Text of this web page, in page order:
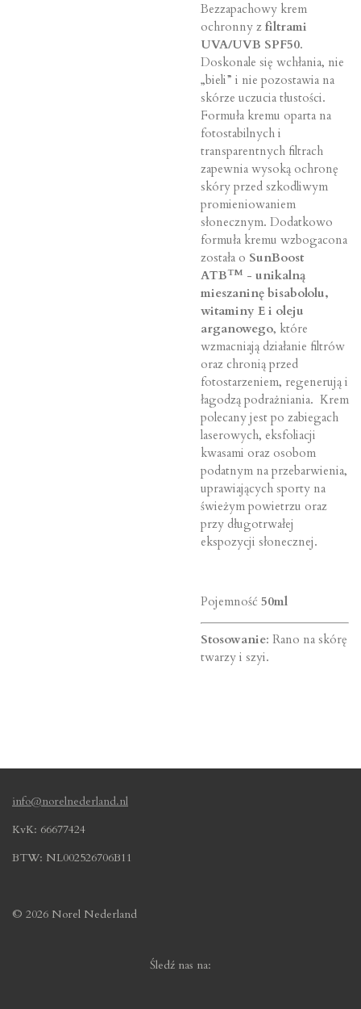
Bezzapachowy krem
ochronny z filtrami
UVA/UVB SPF50.
Doskonale się wchłania, nie
„bieli” i nie pozostawia na
skórze uczucia tłustości.
Formuła kremu oparta na
fotostabilnych i
transparentnych filtrach
zapewnia wysoką ochronę
skóry przed szkodliwym
promieniowaniem
słonecznym. Dodatkowo
formuła kremu wzbogacona
została o SunBoost
ATBTM - unikalną
mieszaninę bisabololu,
witaminy E i oleju
arganowego, które
wzmacniają działanie filtrów
oraz chronią przed
fotostarzeniem, regenerują i
łagodzą podrażniania. Krem
polecany jest po zabiegach
laserowych, eksfoliacji
kwasami oraz osobom
podatnym na przebarwienia,
uprawiających sporty na
świeżym powietrzu oraz
przy długotrwałej
ekspozycji słonecznej.
Pojemność 50ml
Stosowanie: Rano na skórę
twarzy i szyi.
info@norelnederland.nl
KvK: 66677424
BTW: NL002526706B11
© 2026 Norel Nederland
Śledź nas na: